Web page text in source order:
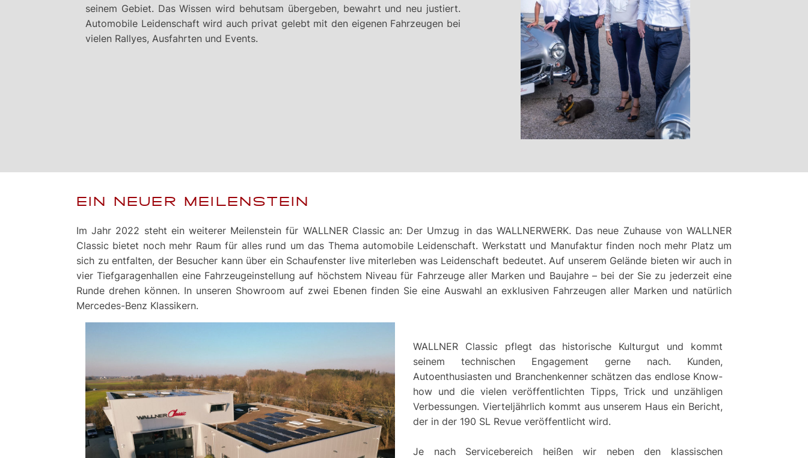
seinem Gebiet. Das Wissen wird behutsam übergeben, bewahrt und neu justiert.
Automobile Leidenschaft wird auch privat gelebt mit den eigenen Fahrzeugen bei
vielen Rallyes, Ausfahrten und Events.
EIN NEUER MEILENSTEIN
Im Jahr 2022 steht ein weiterer Meilenstein für WALLNER Classic an: Der Umzug in das WALLNERWERK. Das neue Zuhause von WALLNER
Classic bietet noch mehr Raum für alles rund um das Thema automobile Leidenschaft. Werkstatt und Manufaktur finden noch mehr Platz um
sich zu entfalten, der Besucher kann über ein Schaufenster live miterleben was Leidenschaft bedeutet. Auf unserem Gelände bieten wir auch in
vier Tiefgaragenhallen eine Fahrzeugeinstellung auf höchstem Niveau für Fahrzeuge aller Marken und Baujahre – bei der Sie zu jederzeit eine
Runde drehen können. In unseren Showroom auf zwei Ebenen finden Sie eine Auswahl an exklusiven Fahrzeugen aller Marken und natürlich
Mercedes-Benz Klassikern.
WALLNER Classic pflegt das historische Kulturgut und kommt
seinem technischen Engagement gerne nach. Kunden,
Autoenthusiasten und Branchenkenner schätzen das endlose Know-
how und die vielen veröffentlichten Tipps, Trick und unzähligen
Verbessungen. Vierteljährlich kommt aus unserem Haus ein Bericht,
der in der 190 SL Revue veröffentlicht wird.
Je nach Servicebereich heißen wir neben den klassischen